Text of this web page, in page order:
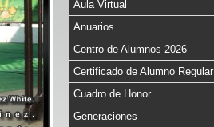
Aula Virtual
Anuarios
Centro de Alumnos 2026
Certificado de Alumno Regular
Cuadro de Honor
Generaciones